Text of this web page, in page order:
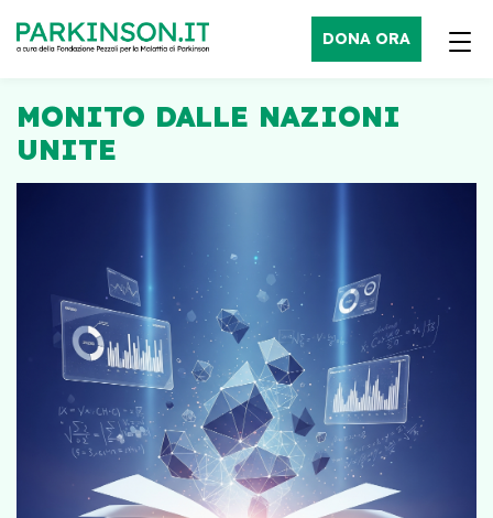
DONA ORA
MONITO DALLE NAZIONI
UNITE